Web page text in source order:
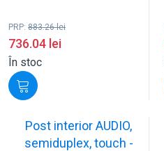
PRP: 883.26lei
736.04 lei
În stoc
Post interior AUDIO,
semiduplex, touch -